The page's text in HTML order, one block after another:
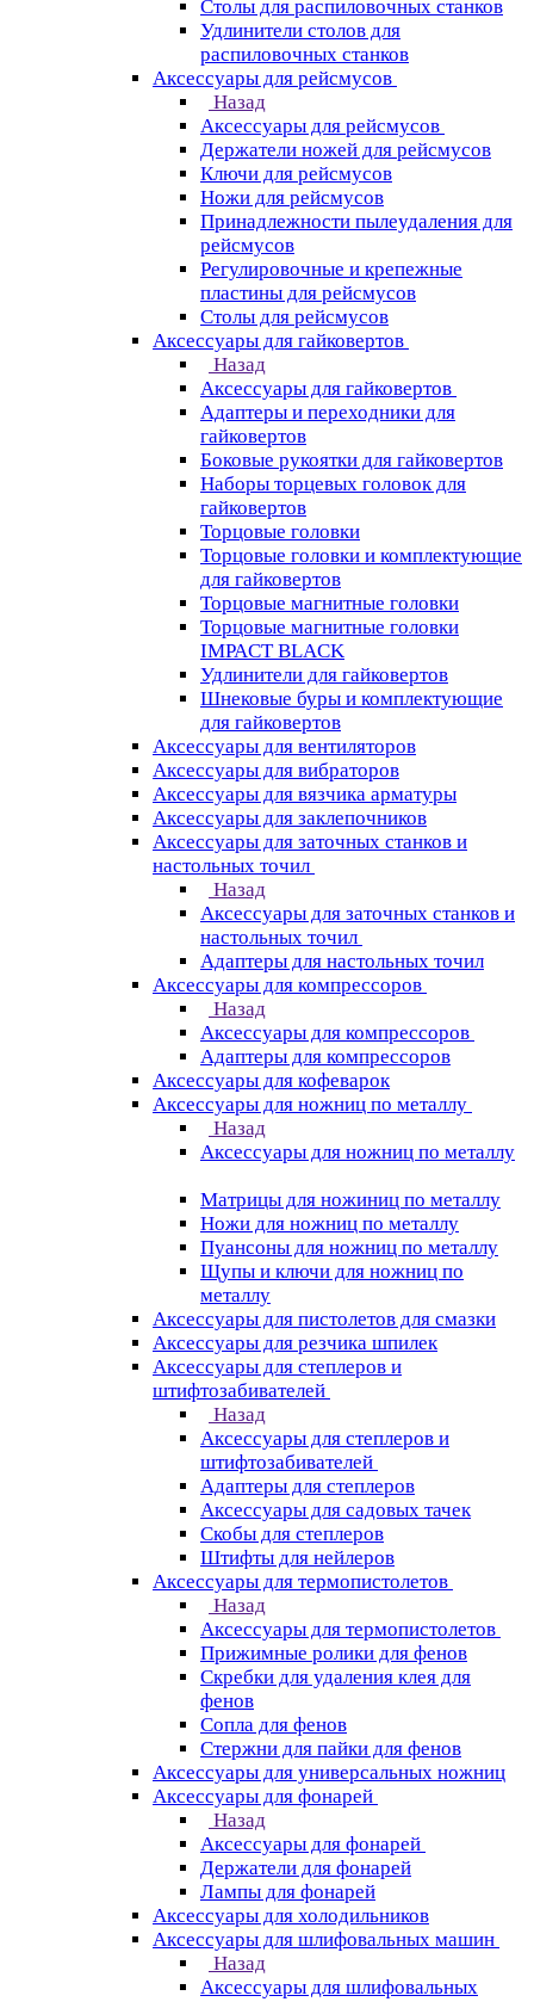
Столы для распиловочных станков
Удлинители столов для
распиловочных станков
Аксессуары для рейсмусов
Назад
Аксессуары для рейсмусов
Держатели ножей для рейсмусов
Ключи для рейсмусов
Ножи для рейсмусов
Принадлежности пылеудаления для
рейсмусов
Регулировочные и крепежные
пластины для рейсмусов
Столы для рейсмусов
Аксессуары для гайковертов
Назад
Аксессуары для гайковертов
Адаптеры и переходники для
гайковертов
Боковые рукоятки для гайковертов
Наборы торцевых головок для
гайковертов
Торцовые головки
Торцовые головки и комплектующие
для гайковертов
Торцовые магнитные головки
Торцовые магнитные головки
IMPACT BLACK
Удлинители для гайковертов
Шнековые буры и комплектующие
для гайковертов
Аксессуары для вентиляторов
Аксессуары для вибраторов
Аксессуары для вязчика арматуры
Аксессуары для заклепочников
Аксессуары для заточных станков и
настольных точил
Назад
Аксессуары для заточных станков и
настольных точил
Адаптеры для настольных точил
Аксессуары для компрессоров
Назад
Аксессуары для компрессоров
Адаптеры для компрессоров
Аксессуары для кофеварок
Аксессуары для ножниц по металлу
Назад
Аксессуары для ножниц по металлу
Матрицы для ножиниц по металлу
Ножи для ножниц по металлу
Пуансоны для ножниц по металлу
Щупы и ключи для ножниц по
металлу
Аксессуары для пистолетов для смазки
Аксессуары для резчика шпилек
Аксессуары для степлеров и
штифтозабивателей
Назад
Аксессуары для степлеров и
штифтозабивателей
Адаптеры для степлеров
Аксессуары для садовых тачек
Скобы для степлеров
Штифты для нейлеров
Аксессуары для термопистолетов
Назад
Аксессуары для термопистолетов
Прижимные ролики для фенов
Скребки для удаления клея для
фенов
Сопла для фенов
Стержни для пайки для фенов
Аксессуары для универсальных ножниц
Аксессуары для фонарей
Назад
Аксессуары для фонарей
Держатели для фонарей
Лампы для фонарей
Аксессуары для холодильников
Аксессуары для шлифовальных машин
Назад
Аксессуары для шлифовальных